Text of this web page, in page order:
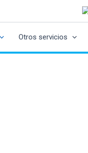
Otros servicios